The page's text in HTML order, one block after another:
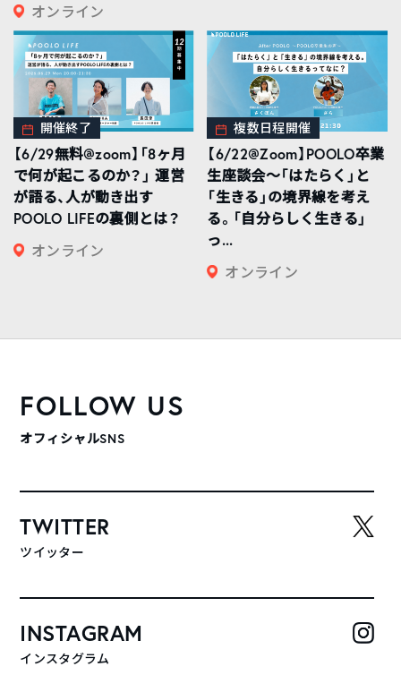
オンライン
開催終了
【6/29無料@zoom】「8ヶ月
で何が起こるのか？」 運営
が語る、人が動き出す
POOLO LIFEの裏側とは？
オンライン
複数日程開催
【6/22@Zoom】POOLO卒業
生座談会〜「はたらく」と
「生きる」の境界線を考え
る。「自分らしく生きる」
っ...
オンライン
FOLLOW US
オフィシャルSNS
TWITTER
ツイッター
INSTAGRAM
インスタグラム